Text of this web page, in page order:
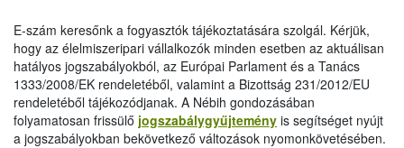
E-szám keresőnk a fogyasztók tájékoztatására szolgál. Kérjük,
hogy az élelmiszeripari vállalkozók minden esetben az aktuálisan
hatályos jogszabályokból, az Európai Parlament és a Tanács
1333/2008/EK rendeletéből, valamint a Bizottság 231/2012/EU
rendeletéből tájékozódjanak. A Nébih gondozásában
folyamatosan frissülő jogszabálygyűjtemény is segítséget nyújt
a jogszabályokban bekövetkező változások nyomonkövetésében.